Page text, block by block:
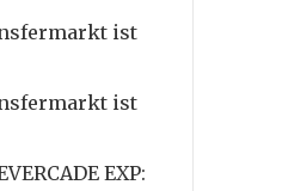
ist
ist
EXP: